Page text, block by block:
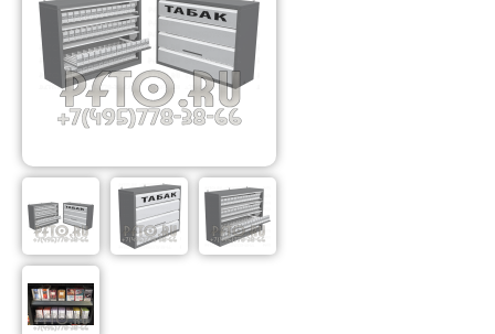
Фабрика торгового оборудования